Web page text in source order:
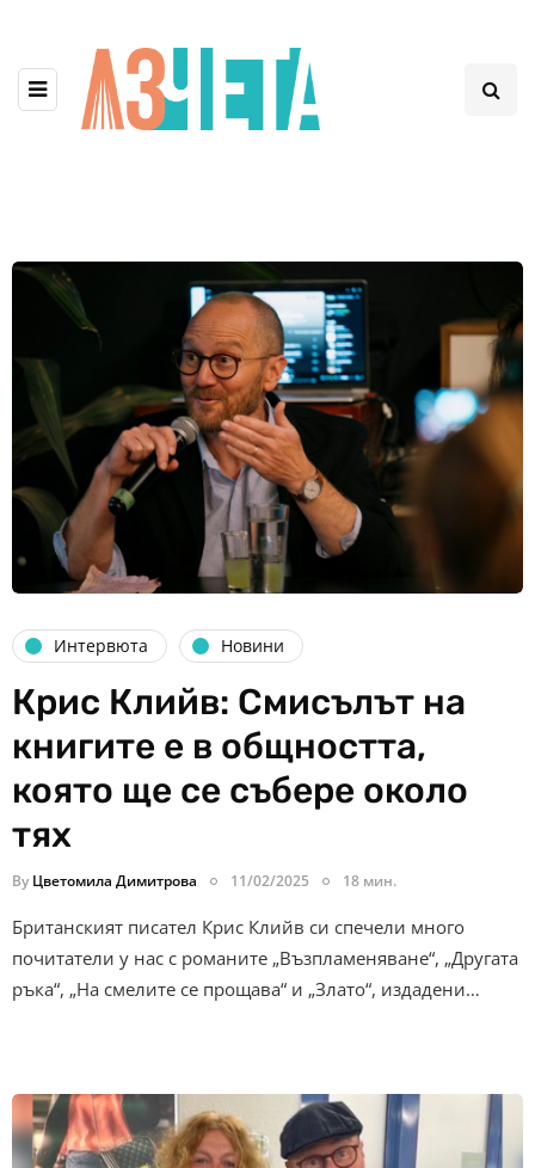
Интервюта Новини
Крис Клийв: Смисълът на
книгите е в общността,
която ще се събере около
тях
By Цветомила Димитрова 11/02/2025 18 мин.
Британският писател Крис Клийв си спечели много
почитатели у нас с романите „Възпламеняване“, „Другата
ръка“, „На смелите се прощава“ и „Злато“, издадени…